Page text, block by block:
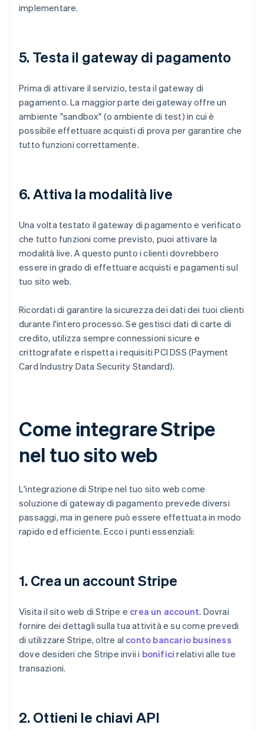
implementare.
5. Testa il gateway di pagamento
Prima di attivare il servizio, testa il gateway di
pagamento. La maggior parte dei gateway offre un
ambiente "sandbox" (o ambiente di test) in cui è
possibile effettuare acquisti di prova per garantire che
tutto funzioni correttamente.
6. Attiva la modalità live
Una volta testato il gateway di pagamento e verificato
che tutto funzioni come previsto, puoi attivare la
modalità live. A questo punto i clienti dovrebbero
essere in grado di effettuare acquisti e pagamenti sul
tuo sito web.
Ricordati di garantire la sicurezza dei dati dei tuoi clienti
durante l'intero processo. Se gestisci dati di carte di
credito, utilizza sempre connessioni sicure e
crittografate e rispetta i requisiti PCI DSS (Payment
Card Industry Data Security Standard).
Come integrare Stripe
nel tuo sito web
L'integrazione di Stripe nel tuo sito web come
soluzione di gateway di pagamento prevede diversi
passaggi, ma in genere può essere effettuata in modo
rapido ed efficiente. Ecco i punti essenziali:
1. Crea un account Stripe
Visita il sito web di Stripe e crea un account. Dovrai
fornire dei dettagli sulla tua attività e su come prevedi
di utilizzare Stripe, oltre al conto bancario business
dove desideri che Stripe invii i bonifici relativi alle tue
transazioni.
2. Ottieni le chiavi API